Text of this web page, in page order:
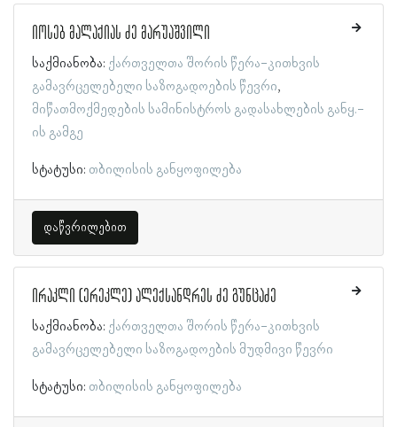
იოსებ მალაქიას ძე მარუაშვილი
საქმიანობა: ქართველთა შორის წერა-კითხვის
გამავრცელებელი საზოგადოების წევრი
მიწათმოქმედების სამინისტროს გადასახლების განყ.-
ის გამგე
სტატუსი: თბილისის განყოფილება
დაწვრილებით
ირაკლი (ერეკლე) ალექსანდრეს ძე გუნცაძე
საქმიანობა: ქართველთა შორის წერა-კითხვის
გამავრცელებელი საზოგადოების მუდმივი წევრი
სტატუსი: თბილისის განყოფილება